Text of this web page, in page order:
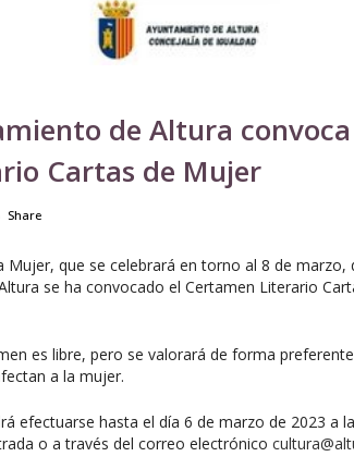
de Altura convoca
Cartas de Mujer
Share
Mujer, que se celebrará en torno al 8 de marzo,
se ha convocado el Certamen Literario
es libre, pero se valorará de forma
a la mujer.
efectuarse hasta el día 6 de marzo de 2023 a
o a través del correo electrónico